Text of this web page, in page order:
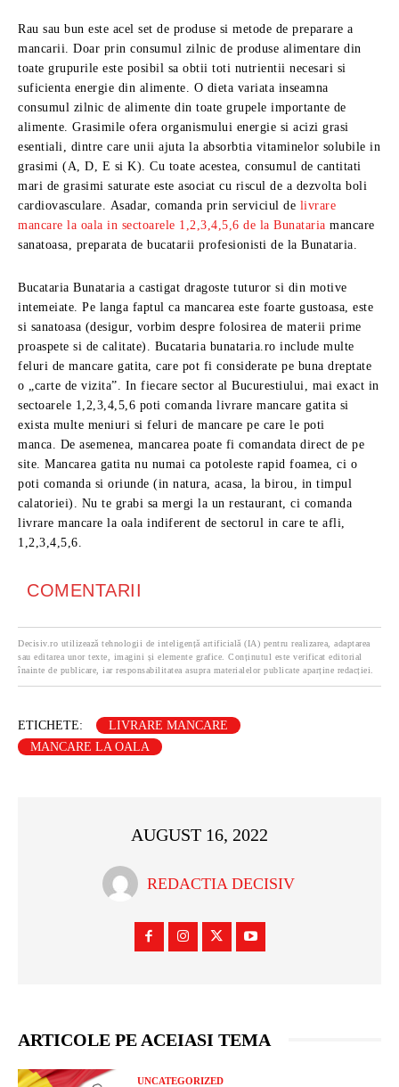
Rau sau bun este acel set de produse si metode de preparare a
mancarii. Doar prin consumul zilnic de produse alimentare din
toate grupurile este posibil sa obtii toti nutrientii necesari si
suficienta energie din alimente. O dieta variata inseamna
consumul zilnic de alimente din toate grupele importante de
alimente. Grasimile ofera organismului energie si acizi grasi
esentiali, dintre care unii ajuta la absorbtia vitaminelor solubile in
grasimi (A, D, E si K). Cu toate acestea, consumul de cantitati
mari de grasimi saturate este asociat cu riscul de a dezvolta boli
cardiovasculare. Asadar, comanda prin serviciul de livrare
mancare la oala in sectoarele 1,2,3,4,5,6 de la Bunataria mancare
sanatoasa, preparata de bucatarii profesionisti de la Bunataria.
Bucataria Bunataria a castigat dragoste tuturor si din motive
intemeiate. Pe langa faptul ca mancarea este foarte gustoasa, este
si sanatoasa (desigur, vorbim despre folosirea de materii prime
proaspete si de calitate). Bucataria bunataria.ro include multe
feluri de mancare gatita, care pot fi considerate pe buna dreptate
o „carte de vizita”. In fiecare sector al Bucurestiului, mai exact in
sectoarele 1,2,3,4,5,6 poti comanda livrare mancare gatita si
exista multe meniuri si feluri de mancare pe care le poti
manca. De asemenea, mancarea poate fi comandata direct de pe
site. Mancarea gatita nu numai ca potoleste rapid foamea, ci o
poti comanda si oriunde (in natura, acasa, la birou, in timpul
calatoriei). Nu te grabi sa mergi la un restaurant, ci comanda
livrare mancare la oala indiferent de sectorul in care te afli,
1,2,3,4,5,6.
COMENTARII
Decisiv.ro utilizează tehnologii de inteligență artificială (IA) pentru realizarea, adaptarea
sau editarea unor texte, imagini și elemente grafice. Conținutul este verificat editorial
înainte de publicare, iar responsabilitatea asupra materialelor publicate aparține redacției.
ETICHETE:
LIVRARE MANCARE
MANCARE LA OALA
AUGUST 16, 2022
REDACTIA DECISIV
ARTICOLE PE ACEIASI TEMA
UNCATEGORIZED